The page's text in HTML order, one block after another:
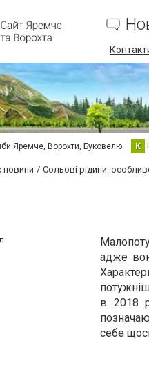
Яремче, Ворохти, Буковелю К
новини Сольові рідини:
адже
в 2018
себе